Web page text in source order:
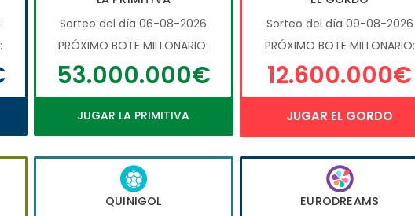
Sorteo del día 06-08-2026
PRÓXIMO BOTE MILLONARIO:
53.000.000€
JUGAR LA PRIMITIVA
Sorteo del día 09-08-2026
PRÓXIMO BOTE MILLONARIO:
12.600.000€
JUGAR EL GORDO
QUINIGOL
EURODREAMS